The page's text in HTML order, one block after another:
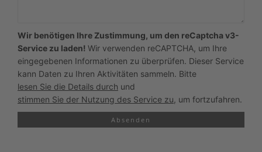
Wir benötigen Ihre Zustimmung, um den reCaptcha v3-
Service zu laden! Wir verwenden reCAPTCHA, um Ihre
eingegebenen Informationen zu überprüfen. Dieser Service
kann Daten zu Ihren Aktivitäten sammeln. Bitte
lesen Sie die Details durch und
stimmen Sie der Nutzung des Service zu , um fortzufahren.
Absenden